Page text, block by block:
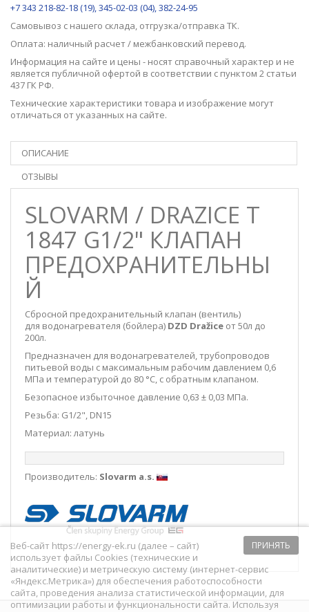
+7 343 218-82-18 (19), 345-02-03 (04), 382-24-95
Самовывоз с нашего склада, отгрузка/отправка ТК.
Оплата: наличный расчет / межбанковский перевод.
Информация на сайте и цены - носят справочный характер и не
является публичной офертой в соответствии с пунктом 2 статьи
437 ГК РФ.
Технические характеристики товара и изображение могут
отличаться от указанных на сайте.
ОПИСАНИЕ
ОТЗЫВЫ
SLOVARM / DRAZICE T
1847 G1/2" КЛАПАН
ПРЕДОХРАНИТЕЛЬНЫ
Й
Сбросной предохранительный клапан (вентиль)
для водонагревателя (бойлера) DZD Dražice от 50л до
200л.
Предназначен для водонагревателей, трубопроводов
питьевой воды с максимальным рабочим давлением 0,6
МПа и температурой до 80 °С, с обратным клапаном.
Безопасное избыточное давление 0,63 ± 0,03 МПа.
Резьба: G1/2", DN15
Материал: латунь
Производитель: Slovarm a.s.
ПРИНЯТЬ
Веб-сайт https://energy-ek.ru (далее – сайт)
использует файлы Cookies (технические и
аналитические) и метрическую систему (интернет-сервис
«Яндекс.Метрика») для обеспечения работоспособности
сайта, проведения анализа статистической информации, для
оптимизации работы и функциональности сайта. Используя